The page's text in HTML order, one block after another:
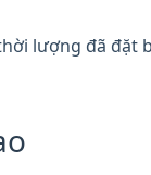
lượng đã đặt